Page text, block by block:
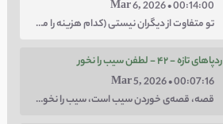
Mar 6, 2026 • 00:14:00
تو متفاوت از دیگران نیستی (کدام هزینه را می‌خواهی پرداخت کنی؛ هزینه‌ی چاق بودن یا لاغر بودن؟ با توهم متفاوت بودن کار را برای خودت سخت نکن.)
ردپاهای تازه - ۴۲ - لطفن سیب را نخور
Mar 5, 2026 • 00:07:16
قصه، قصه‌ی خوردن سیب است، سیب را نخور، اعتماد کن.